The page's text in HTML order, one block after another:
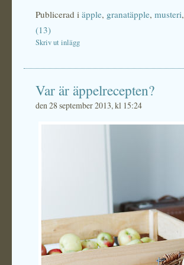
Publicerad i äpple, granatäpple, musteri,
(13)
Skriv ut inlägg
Var är äppelrecepten?
den 28 september 2013, kl 15:24